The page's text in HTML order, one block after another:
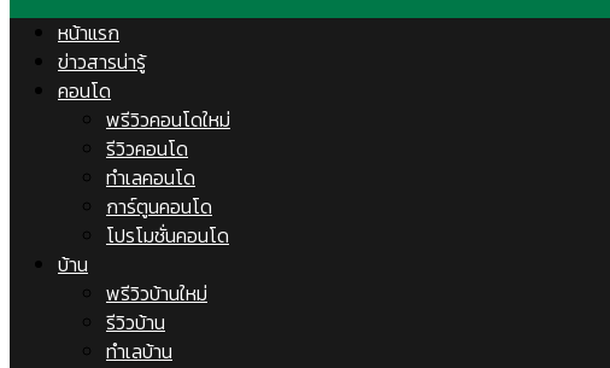
หน้าแรก
ข่าวสารน่ารู้
คอนโด
พรีวิวคอนโดใหม่
รีวิวคอนโด
ทำเลคอนโด
การ์ตูนคอนโด
โปรโมชั่นคอนโด
บ้าน
พรีวิวบ้านใหม่
รีวิวบ้าน
ทำเลบ้าน